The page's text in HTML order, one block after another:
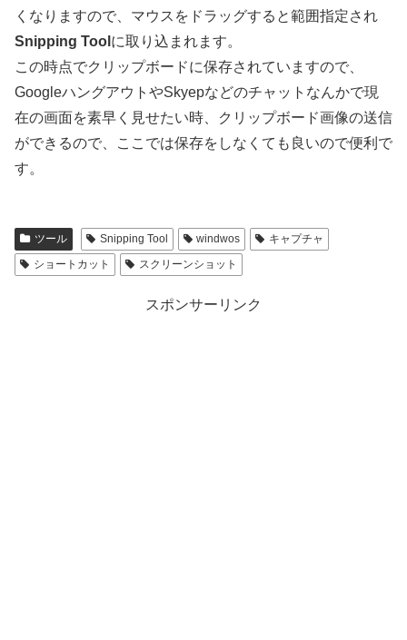
くなりますので、マウスをドラッグすると範囲指定され
Snipping Tool に取り込まれます。
この時点でクリップボードに保存されていますので、
GoogleハングアウトやSkyepなどのチャットなんかで現
在の画面を素早く見せたい時、クリップボード画像の送信
ができるので、ここでは保存をしなくても良いので便利で
す。
ツール Snipping Tool windwos
キャプチャ
ショートカット
スクリーンショット
スポンサーリンク